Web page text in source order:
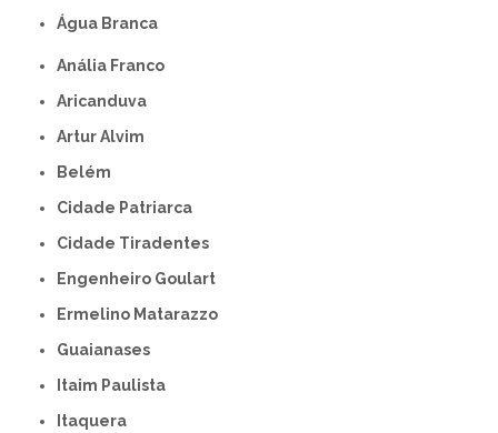
Água Branca
Anália Franco
Aricanduva
Artur Alvim
Belém
Cidade Patriarca
Cidade Tiradentes
Engenheiro Goulart
Ermelino Matarazzo
Guaianases
Itaim Paulista
Itaquera